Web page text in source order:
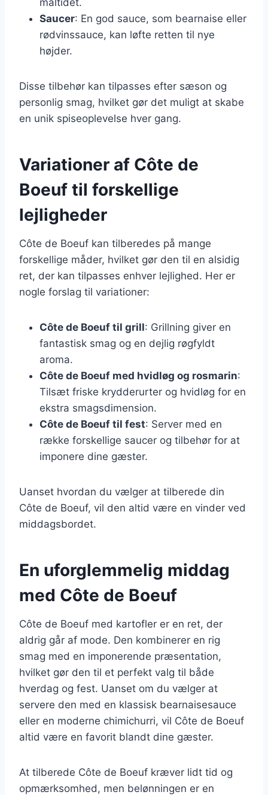
Saucer: En god sauce, som bearnaise eller
rødvinssauce, kan løfte retten til nye
højder.
Disse tilbehør kan tilpasses efter sæson og
personlig smag, hvilket gør det muligt at skabe
en unik spiseoplevelse hver gang.
Variationer af Côte de
Boeuf til forskellige
lejligheder
Côte de Boeuf kan tilberedes på mange
forskellige måder, hvilket gør den til en alsidig
ret, der kan tilpasses enhver lejlighed. Her er
nogle forslag til variationer:
Côte de Boeuf til grill: Grillning giver en
fantastisk smag og en dejlig røgfyldt
aroma.
Côte de Boeuf med hvidløg og rosmarin:
Tilsæt friske krydderurter og hvidløg for en
ekstra smagsdimension.
Côte de Boeuf til fest: Server med en
række forskellige saucer og tilbehør for at
imponere dine gæster.
Uanset hvordan du vælger at tilberede din
Côte de Boeuf, vil den altid være en vinder ved
middagsbordet.
En uforglemmelig middag
med Côte de Boeuf
Côte de Boeuf med kartofler er en ret, der
aldrig går af mode. Den kombinerer en rig
smag med en imponerende præsentation,
hvilket gør den til et perfekt valg til både
hverdag og fest. Uanset om du vælger at
servere den med en klassisk bearnaisesauce
eller en moderne chimichurri, vil Côte de Boeuf
altid være en favorit blandt dine gæster.
At tilberede Côte de Boeuf kræver lidt tid og
opmærksomhed, men belønningen er en